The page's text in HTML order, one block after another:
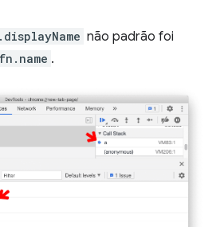
não padrão foi
fn.name .